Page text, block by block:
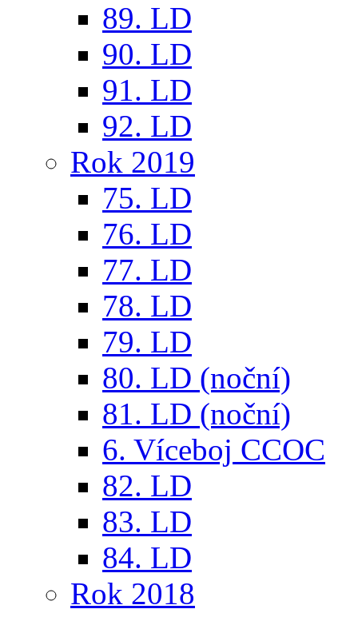
89. LD
90. LD
91. LD
92. LD
Rok 2019
75. LD
76. LD
77. LD
78. LD
79. LD
80. LD (noční)
81. LD (noční)
6. Víceboj CCOC
82. LD
83. LD
84. LD
Rok 2018